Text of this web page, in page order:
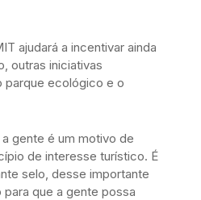
ajudará a incentivar ainda
outras iniciativas
parque ecológico e o
gente é um motivo de
de interesse turístico. É
selo, desse importante
que a gente possa